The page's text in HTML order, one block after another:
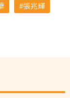
張兆輝